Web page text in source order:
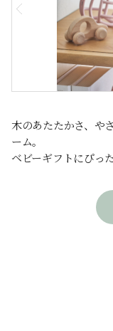
木のあたたかさ、や
ーム。
ベビーギフトにぴっ